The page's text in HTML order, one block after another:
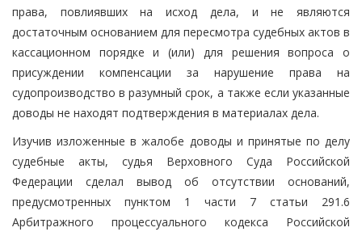
права, повлиявших на исход дела, и не являются
достаточным основанием для пересмотра судебных актов в
кассационном порядке и (или) для решения вопроса о
присуждении компенсации за нарушение права на
судопроизводство в разумный срок, а также если указанные
доводы не находят подтверждения в материалах дела.
Изучив изложенные в жалобе доводы и принятые по делу
судебные акты, судья Верховного Суда Российской
Федерации сделал вывод об отсутствии оснований,
предусмотренных пунктом 1 части 7 статьи 291.6
Арбитражного процессуального кодекса Российской